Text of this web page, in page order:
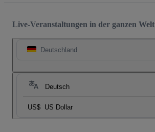
Live-Veranstaltungen in der ganzen Welt
Deutschland
Deutsch
US$ US Dollar